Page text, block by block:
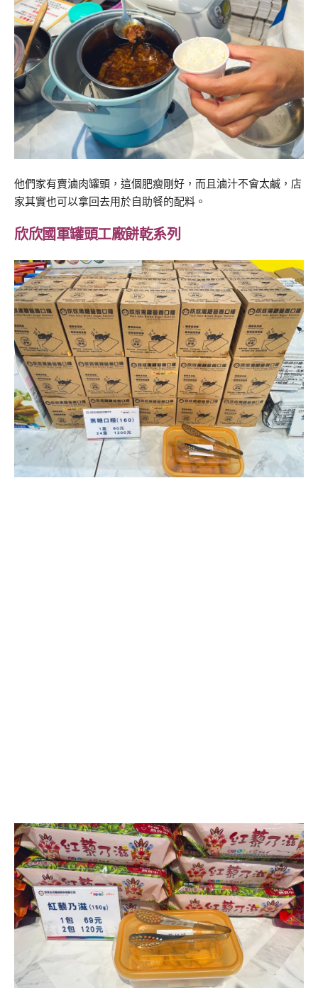
他們家有賣滷肉罐頭，這個肥瘦剛好，而且滷汁不會太鹹，店
家其實也可以拿回去用於自助餐的配料。
欣欣國軍罐頭工廠餅乾系列